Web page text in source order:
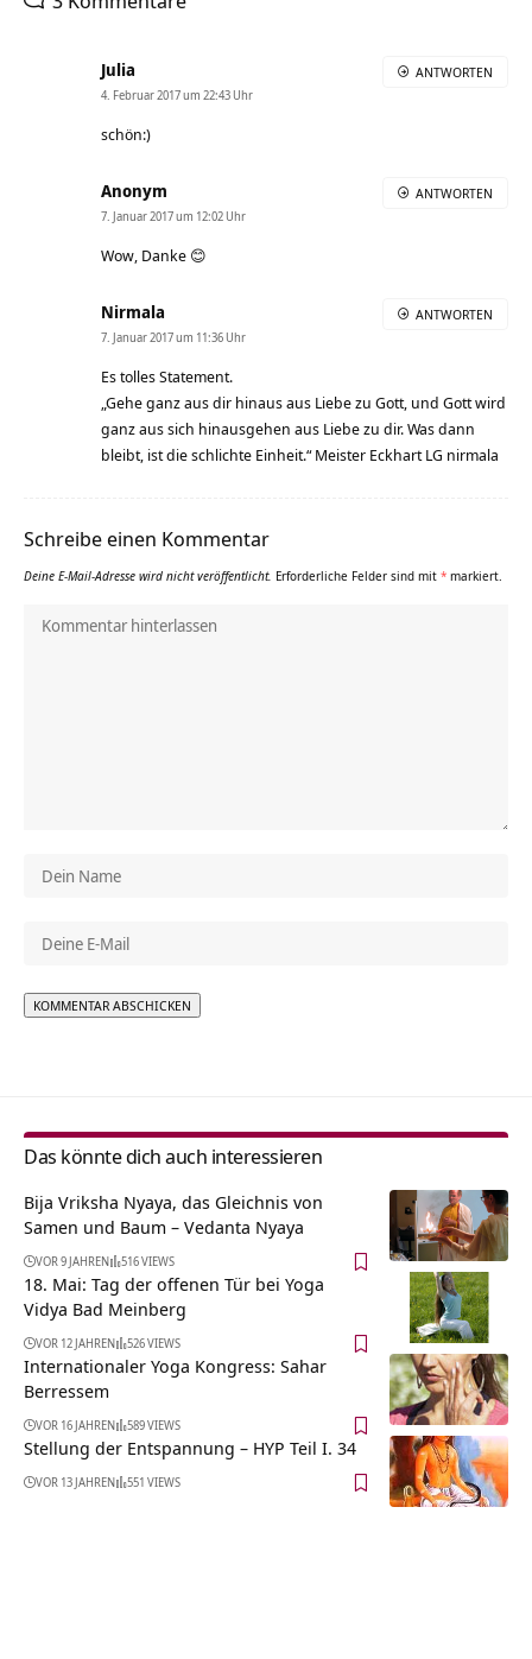
Julia
4. Februar 2017 um 22:43 Uhr
schön:)
ANTWORTEN
Anonym
7. Januar 2017 um 12:02 Uhr
Wow, Danke 😊
ANTWORTEN
Nirmala
7. Januar 2017 um 11:36 Uhr
Es tolles Statement.
„Gehe ganz aus dir hinaus aus Liebe zu Gott, und Gott wird
ganz aus sich hinausgehen aus Liebe zu dir. Was dann
bleibt, ist die schlichte Einheit.“ Meister Eckhart LG nirmala
ANTWORTEN
Schreibe einen Kommentar
Deine E-Mail-Adresse wird nicht veröffentlicht. Erforderliche Felder sind mit * markiert.
Das könnte dich auch interessieren
Bija Vriksha Nyaya, das Gleichnis von
Samen und Baum – Vedanta Nyaya
VOR 9 JAHREN 516 VIEWS
18. Mai: Tag der offenen Tür bei Yoga
Vidya Bad Meinberg
VOR 12 JAHREN 526 VIEWS
Internationaler Yoga Kongress: Sahar
Berressem
VOR 16 JAHREN 589 VIEWS
Stellung der Entspannung – HYP Teil I. 34
VOR 13 JAHREN 551 VIEWS